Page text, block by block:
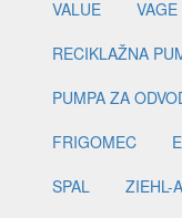
VALUE VAGE
RECIKLAŽNA
PUMPA ZA
FRIGOMEC
SPAL
ZIEHL-